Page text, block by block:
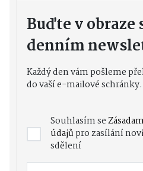
Buďte v obraze
denním
Každý den vám pošleme
do vaší e-mailové schránky.
Souhlasím se
údajůpro zasílání
sdělení